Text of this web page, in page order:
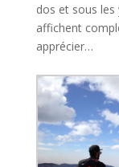
dos et sous les
affichent
apprécier…